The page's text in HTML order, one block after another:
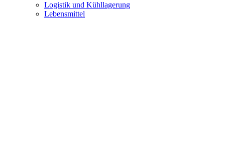
Logistik und Kühllagerung
Lebensmittel